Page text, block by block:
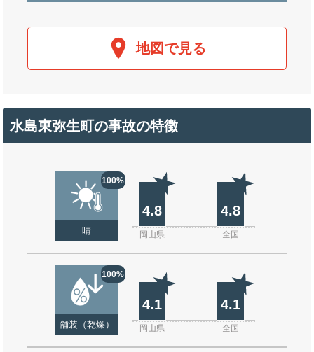
地図で見る
水島東弥生町の事故の特徴
100%
晴
4.8 4.8
岡山県 全国
100%
舗装（乾燥）
4.1 4.1
岡山県 全国